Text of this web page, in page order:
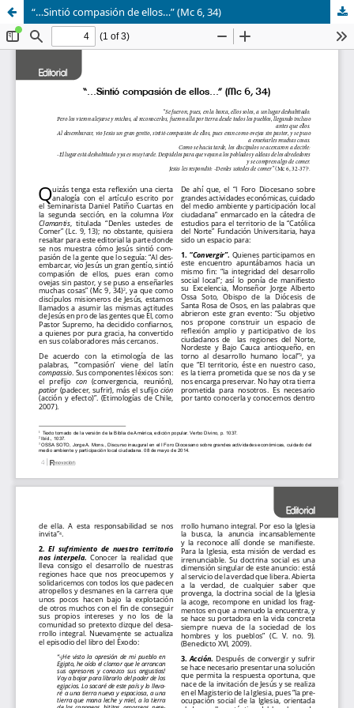
“…Sintió compasión de ellos…” (Mc 6, 34)